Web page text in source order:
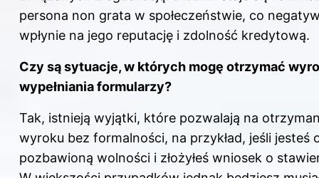
persona non grata w społeczeństwie, co
wpłynie na jego reputację i zdolność kredytową.
Czy są sytuacje, w których mogę otrzymać
wypełniania formularzy?
Tak, istnieją wyjątki, które pozwalają na
wyroku bez formalności, na przykład, jeśli jesteś
pozbawioną wolności i złożyłeś wniosek o